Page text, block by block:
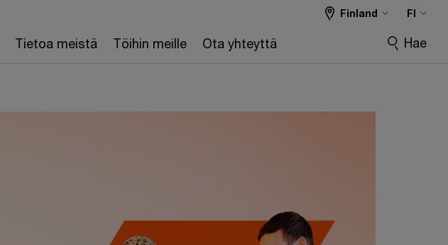
Tietoa meistä Töihin meille Ota yhteyttä
Finland FI
Hae